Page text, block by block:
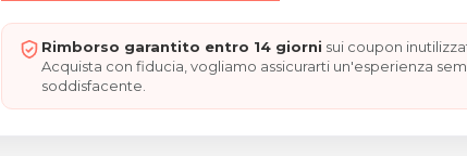
Rimborso garantito entro 14 giorni sui coupon
Acquista con fiducia, vogliamo assicurarti un'esperienza
soddisfacente.